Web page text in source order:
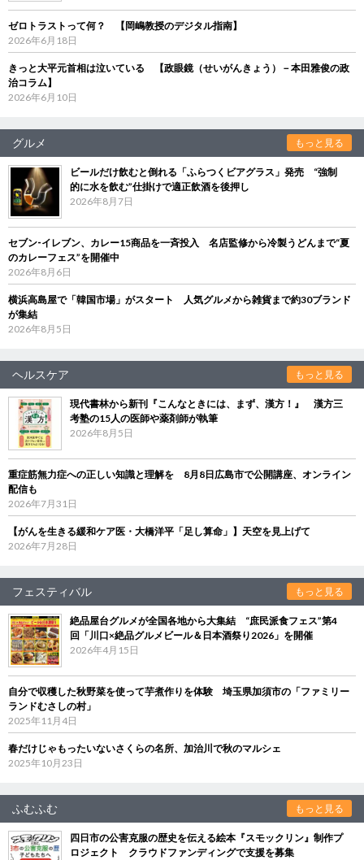
ゼロトラストって何？ 【岡嶋教授のデジタル指南】
2026年6月18日
きっと大平元首相は泣いている 【政眼鏡（せいがんきょう）－本田雅俊の政
治コラム】
2026年6月10日
グルメ もっと見る
ビールだけ飲むと倒れる「ふらつくビアグラス」発売 “強制
的に水を飲む”仕掛けで適正飲酒を後押し
2026年8月7日
セブン‐イレブン、カレー15商品を一斉投入 名店監修から冷製うどんまで“夏
のカレーフェス”を開催中
2026年8月6日
横浜高島屋で「韓国市場」がスタート 人気グルメから雑貨まで約30ブランド
が集結
2026年8月5日
ヘルスケア もっと見る
現代書林から新刊『こんなときには、まず、漢方！』 漢方三
考塾の15人の医師や薬剤師が執筆
2026年8月5日
重症筋無力症への正しい知識と理解を 8月8日広島市で公開講座、オンライン
配信も
2026年7月31日
【がんを生きる緩和ケア医・大橋洋平「足し算命」】天空を見上げて
2026年7月28日
フェスティバル もっと見る
絶品屋台グルメが全国各地から大集結 “庶民派食フェス”第4
回「川口×絶品グルメビール＆日本酒祭り2026」を開催
2026年4月15日
自分で収穫した秋野菜を使って芋煮作りを体験 埼玉県加須市の「ファミリー
ランドむさしの村」
2025年11月4日
春だけじゃもったいないさくらの名所、加治川で秋のマルシェ
2025年10月23日
ふむふむ もっと見る
四日市の公害克服の歴史を伝える絵本『スモックリン』制作プ
ロジェクト クラウドファンディングで支援を募集